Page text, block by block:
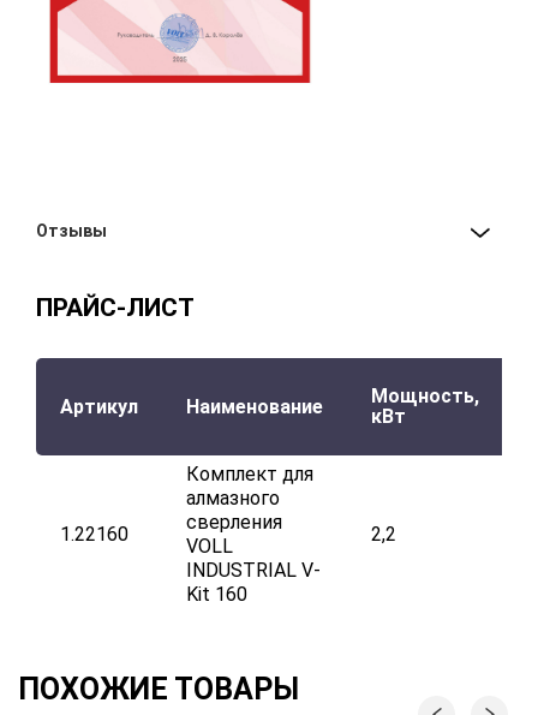
Отзывы
ПРАЙС-ЛИСТ
Артикул Наименование
Мощность,
кВт
1.22160
Комплект для
алмазного
сверления
VOLL
INDUSTRIAL V-
Kit 160
2,2
ПОХОЖИЕ ТОВАРЫ